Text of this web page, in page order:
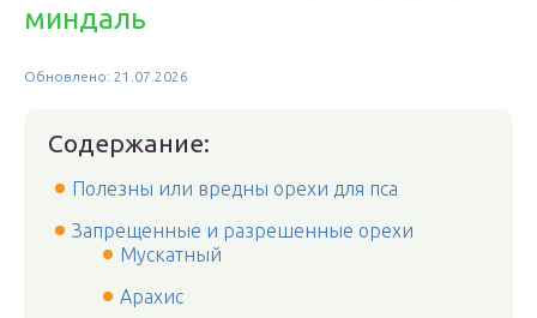
миндаль
Обновлено: 21.07.2026
Содержание:
Полезны или вредны орехи для пса
Запрещенные и разрешенные орехи
Мускатный
Арахис